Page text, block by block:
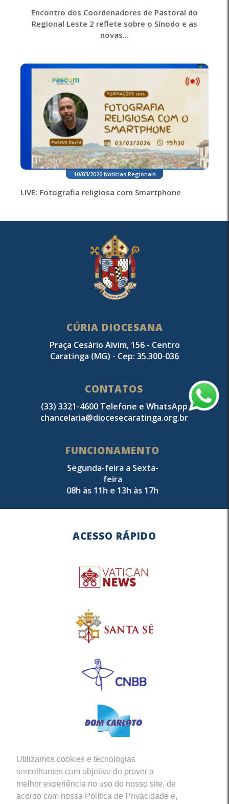
Utilizamos cookies e tecnologias
semelhantes com objetivo de prover a
melhor experiência no uso do nosso site, de
acordo com nossa Política de Privacidade e,
Encontro dos Coordenadores de Pastoral do
Regional Leste 2 reflete sobre o Sínodo e as
novas...
10/03/2026. Notícias Regionais
LIVE: Fotografia religiosa com Smartphone
CÚRIA DIOCESANA
Praça Cesário Alvim, 156 - Centro
Caratinga (MG) - Cep: 35.300-036
CONTATOS
(33) 3321-4600 Telefone e WhatsApp
chancelaria@diocesecaratinga.org.br
FUNCIONAMENTO
Segunda-feira a Sexta-
feira
08h às 11h e 13h às 17h
ACESSO RÁPIDO
Siga-nos em nossas Redes Sociais